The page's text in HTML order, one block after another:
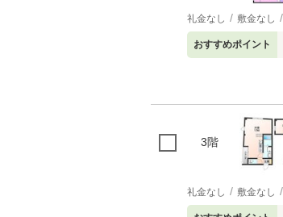
礼金なし 敷金なし
おすすめポイント
3階
礼金なし 敷金なし